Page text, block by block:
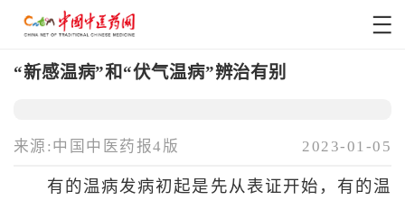
“新感温病”和“伏气温病”辨治有别
来源:中国中医药报4版 2023-01-05
有的温病发病初起是先从表证开始，有的温